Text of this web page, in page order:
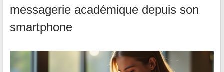
messagerie académique depuis son
smartphone